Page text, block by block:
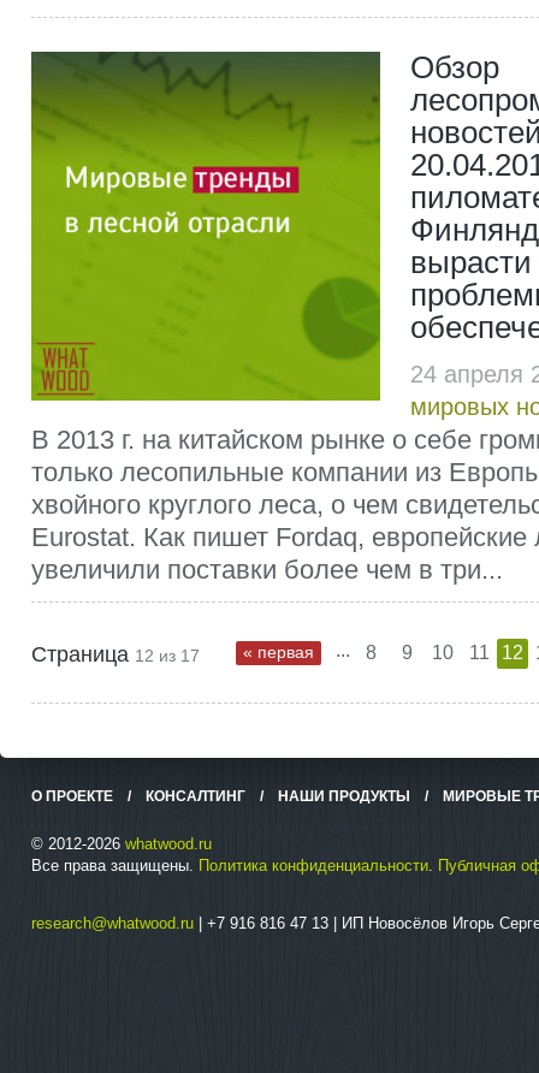
Обзор
вырасти
24
мировых
В 2013 г. на китайском рынке о себе
только лесопильные компании из
хвойного круглого леса, о чем
Eurostat. Как пишет Fordaq, европейские
увеличили поставки более чем в три...
Страница 12 из 17 « первая ... 8 9 10 11 12
О ПРОЕКТЕ / КОНСАЛТИНГ / НАШИ ПРОДУКТЫ / МИРОВЫЕ
© 2012-2026 whatwood.ru
Все права защищены. Политика конфиденциальности. Публичная
research@whatwood.ru | +7 916 816 47 13 | ИП Новосёлов Игорь